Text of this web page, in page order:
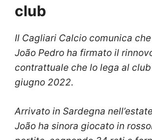
club
Il Cagliari Calcio comunica
João Pedro ha firmato il
contrattuale che lo lega al
giugno 2022.
Arrivato in Sardegna
João ha sinora giocato in